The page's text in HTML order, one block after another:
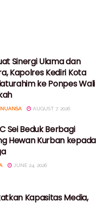
Sinergi Ulama dan
Kapolres Kediri Kota
ke Ponpes Wali
AUGUST 7, 2026
Sei Beduk Berbagi
Hewan Kurban kepada
JUNE 24, 2026
Kapasitas Media,